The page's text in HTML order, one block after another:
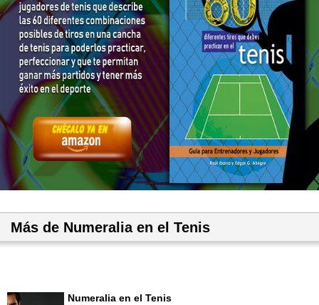
Más de Numeralia en el Tenis
Numeralia en el Tenis